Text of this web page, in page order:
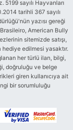
sayılı Hayvanları
tarihli 367 sayılı
yazısı gereği
American Bully
sitemizde satışı,
edilmesi yasaktır.
her türlü ilan, bilgi,
doğruluğu ve belge
giren kullanıcıya ait
bir sorumluluğu